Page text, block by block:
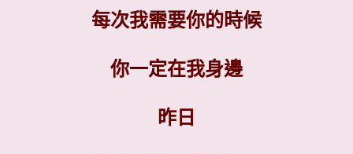
每次我需要你的時候
你一定在我身邊
昨日